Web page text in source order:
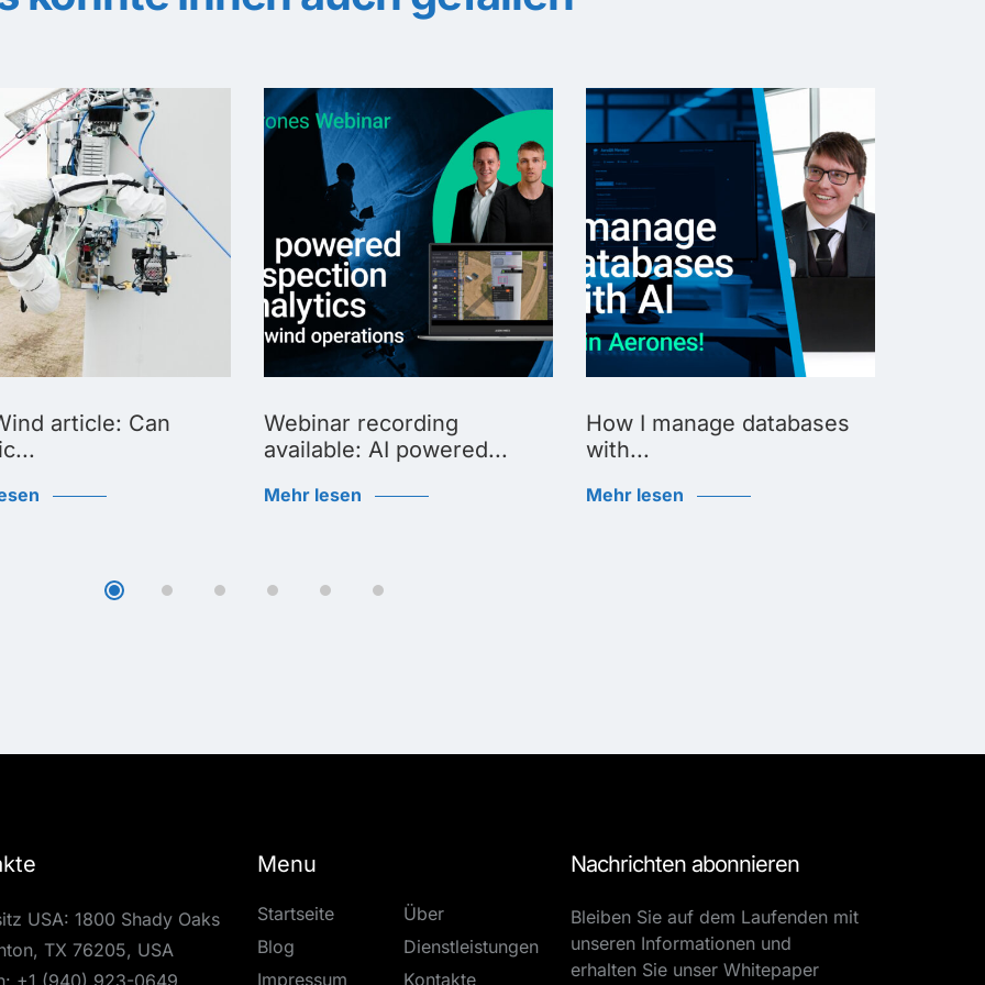
article: Can
Webinar recording
available: AI powered...
Mehr lesen
How I manage databases
with...
Mehr lesen
USA: 1800 Shady Oaks
TX 76205, USA
+1 (940) 923-0649
Menu
Startseite
Über
Blog
Dienstleistungen
Impressum
Kontakte
Nachrichten abonnieren
Bleiben Sie auf dem Laufenden mit
unseren Informationen und
erhalten Sie unser Whitepaper